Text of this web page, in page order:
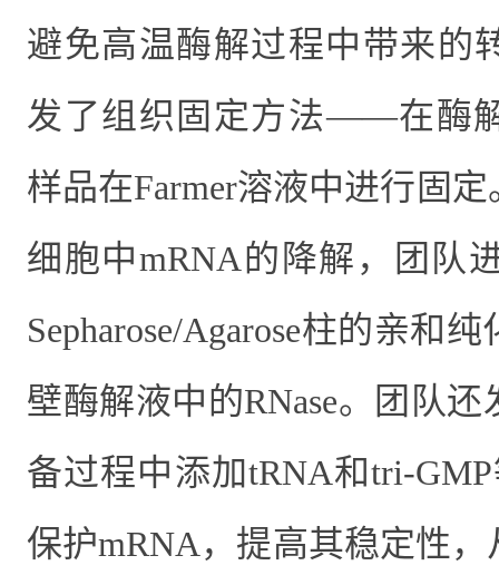
避免高温酶解过程中带来的
发了组织固定方法——在酶
样品在Farmer溶液中进行固
细胞中mRNA的降解，团队
Sepharose/Agarose柱的亲和纯
壁酶解液中的RNase。团队还
备过程中添加tRNA和tri-GMP
保护mRNA，提高其稳定性